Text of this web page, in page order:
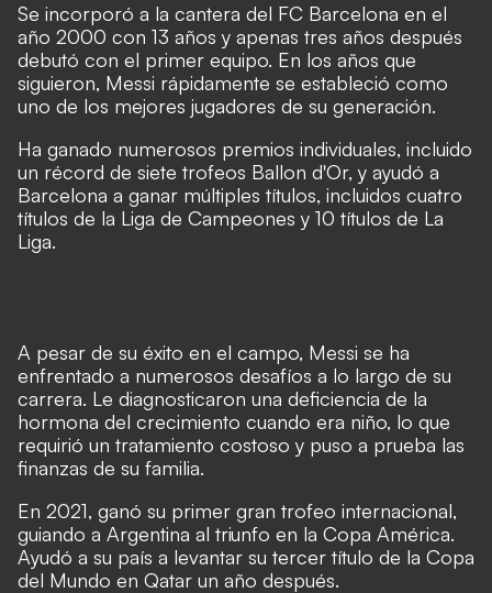
Se incorporó a la cantera del FC Barcelona en el
año 2000 con 13 años y apenas tres años después
debutó con el primer equipo. En los años que
siguieron, Messi rápidamente se estableció como
uno de los mejores jugadores de su generación.
Ha ganado numerosos premios individuales, incluido
un récord de siete trofeos Ballon d'Or, y ayudó a
Barcelona a ganar múltiples títulos, incluidos cuatro
títulos de la Liga de Campeones y 10 títulos de La
Liga.
A pesar de su éxito en el campo, Messi se ha
enfrentado a numerosos desafíos a lo largo de su
carrera. Le diagnosticaron una deficiencia de la
hormona del crecimiento cuando era niño, lo que
requirió un tratamiento costoso y puso a prueba las
finanzas de su familia.
En 2021, ganó su primer gran trofeo internacional,
guiando a Argentina al triunfo en la Copa América.
Ayudó a su país a levantar su tercer título de la Copa
del Mundo en Qatar un año después.